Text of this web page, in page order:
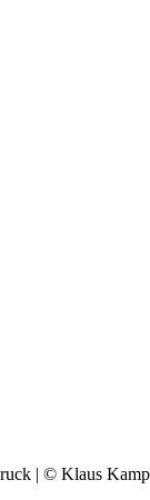
| © Klaus